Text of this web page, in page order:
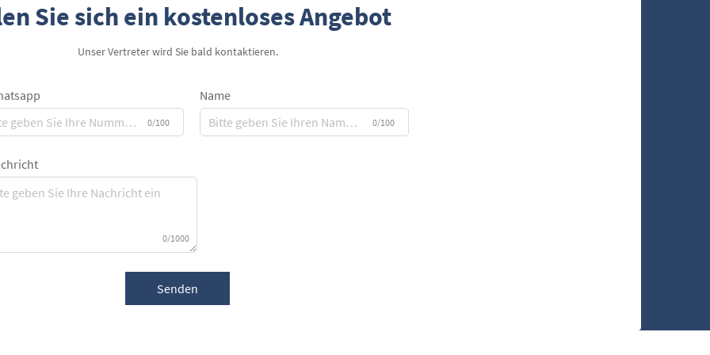
Sie sich ein kostenloses Angebot
Unser Vertreter wird Sie bald kontaktieren.
0/100
Name
0/100
0/1000
Senden